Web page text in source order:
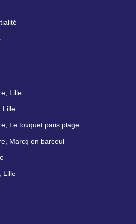
Lille
Lille
Le touquet paris plage
Marcq en baroeul
Lille